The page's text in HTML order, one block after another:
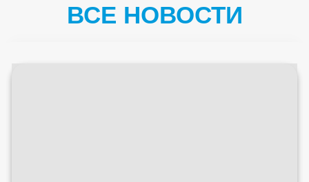
ВСЕ НОВОСТИ